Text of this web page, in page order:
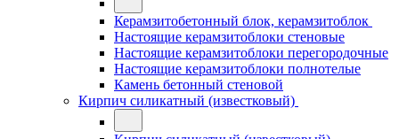
Керамзитобетонный блок, керамзитоблок
Настоящие керамзитоблоки стеновые
Настоящие керамзитоблоки перегородочные
Настоящие керамзитоблоки полнотелые
Камень бетонный стеновой
Кирпич силикатный (известковый)